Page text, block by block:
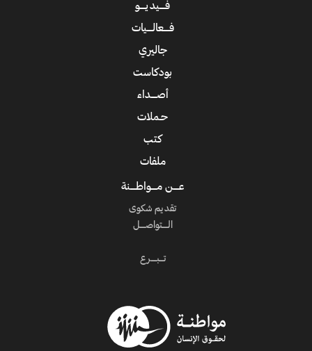
فــــيديــــو
فــــعالــــيات
جاليري
بودكاست
أصــــداء
حـملات
كتب
ملفات
عــــن مــــواطــــنة
تقديم شكوى
الــــتواصــــل
تـــبــــرع